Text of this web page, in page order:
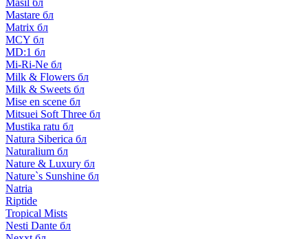
Masil бл
Mastare бл
Matrix бл
MCY бл
MD:1 бл
Mi-Ri-Ne бл
Milk & Flowers бл
Milk & Sweets бл
Mise en scene бл
Mitsuei Soft Three бл
Mustika ratu бл
Natura Siberica бл
Naturalium бл
Nature & Luxury бл
Nature`s Sunshine бл
Natria
Riptide
Tropical Mists
Nesti Dante бл